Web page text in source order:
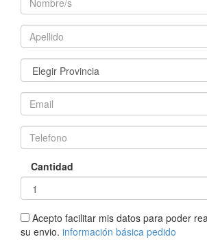
Cantidad
Acepto facilitar mis datos para poder
su envio. información básica pedido